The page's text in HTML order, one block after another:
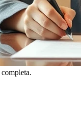
completa.